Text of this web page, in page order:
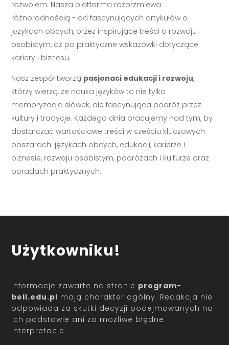
rozwojem. Nasza platforma rozbrzmiewa
różnorodnością - od fascynujących artykułów o
językach obcych, przez inspirujące treści o rozwoju
osobistym, aż po praktyczne wskazówki dotyczące
kariery i biznesu.
Nasz zespół tworzą pasjonaci edukacji i rozwoju,
którzy wierzą, że nauka języków to nie tylko
memoryzacja słówek, ale fascynująca podróż przez
kultury i tradycje. Każdego dnia pracujemy nad tym, by
dostarczać wartościowe treści w sześciu kluczowych
obszarach: językach obcych, edukacji, karierze i
biznesie, rozwoju osobistym, podróżach i kulturze oraz
poradach praktycznych.
Użytkowniku!
Informacje zawarte na stronie program-
bell.edu.pl mają charakter ogólny. Redakcja nie
odpowiada za skutki decyzji podejmowanych na
ich podstawie ani za możliwe błędne
interpretacje.